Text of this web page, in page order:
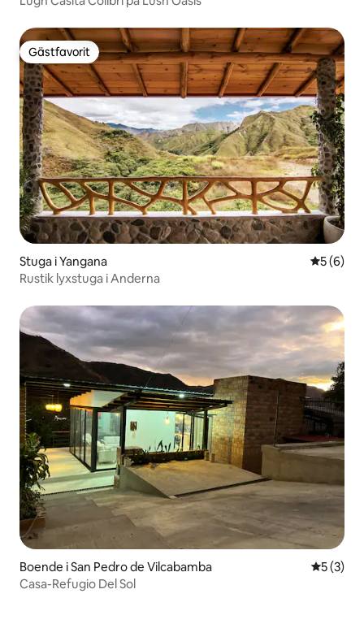
Gästfavorit
Gästfavorit
Stuga i Yangana 5 av 5 i
5 (6)
Rustik lyxstuga i Anderna
Boende i San Pedro de Vilcabamba 5 av 5 i
5 (3)
Casa-Refugio Del Sol